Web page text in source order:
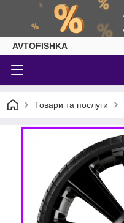
AVTOFISHKA
Товари та послуги